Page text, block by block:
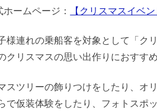
ームページ： 【クリスマスイベ
様連れの乗船客を対象として「ク
クリスマスの思い出作りにおすす
スツリーの飾りつけをしたり、オ
で仮装体験をしたり、フォトスポ